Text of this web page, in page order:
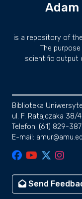
is a repository of
The
scientific output
Biblioteka
ul. F. Ratajczaka 38/
Telefon: (61) 829-
E-mail:
Send